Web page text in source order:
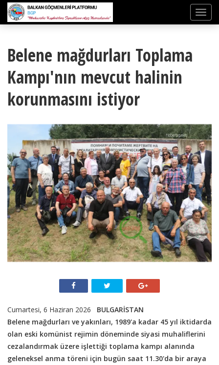
Belene mağdurları Toplama
Kampı'nın mevcut halinin
korunmasını istiyor
Cumartesi, 6 Haziran 2026 BULGARİSTAN
Belene mağdurları ve yakınları, 1989'a kadar 45 yıl iktidarda
olan eski komünist rejimin döneminde siyasi muhaliflerini
cezalandırmak üzere işlettiği toplama kampı alanında
geleneksel anma töreni için bugün saat 11.30'da bir araya